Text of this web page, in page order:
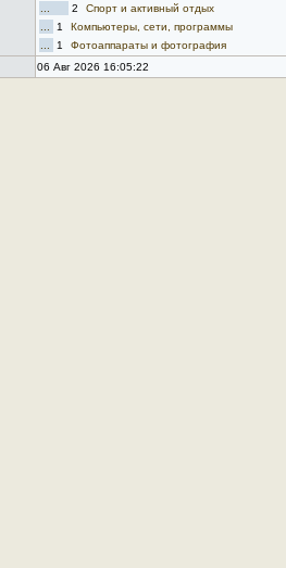
2
Спорт и активный отдых
1
Компьютеры, сети, программы
1
Фотоаппараты и фотография
06 Авг 2026 16:05:22